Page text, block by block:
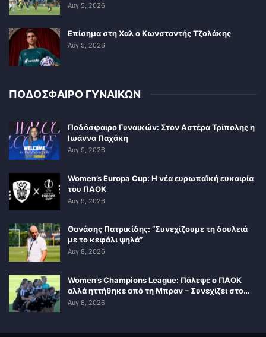
Αυγ 5, 2026
Επίσημα στη Χαλ ο Κωνσταντής Τζολάκης
Αυγ 5, 2026
ΠΟΔΟΣΦΑΙΡΟ ΓΥΝΑΙΚΩΝ
Ποδόσφαιρο Γυναικών: Στον Αστέρα Τρίπολης η
Ιωάννα Παχάκη
Αυγ 9, 2026
Women’s Europa Cup: Η νέα ευρωπαϊκή ευκαιρία
του ΠΑΟΚ
Αυγ 9, 2026
Θανάσης Πατρικίδης: “Συνεχίζουμε τη δουλειά
με το κεφάλι ψηλά”
Αυγ 8, 2026
Women’s Champions League: Πάλεψε ο ΠΑΟΚ
αλλά ηττήθηκε από τη Μπραν – Συνεχίζει στο…
Αυγ 8, 2026